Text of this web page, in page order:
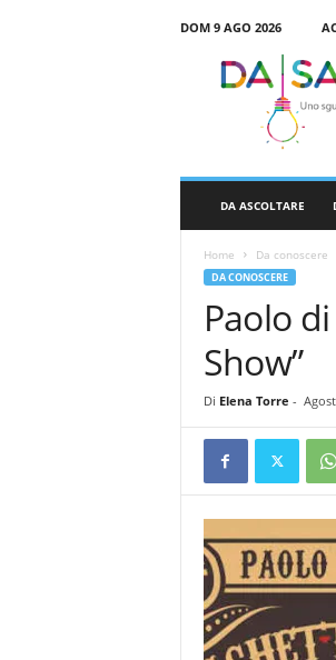
DOM 9 AGO 2026
DA ASCOLTARE
Home Da conoscere
DA CONOSCERE
Paolo
Show”
Di Elena Torre -